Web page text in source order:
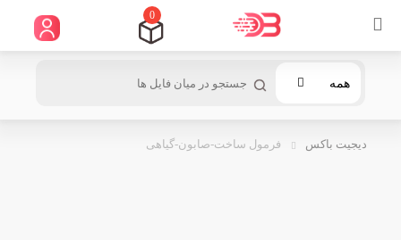
0
همه
دیجیت باکس فرمول ساخت-صابون-گیاهی